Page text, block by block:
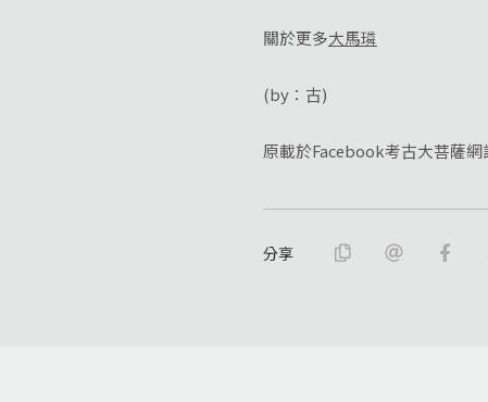
關於更多大馬璘
(by：古)
原載於Facebook考古大菩薩網
分享